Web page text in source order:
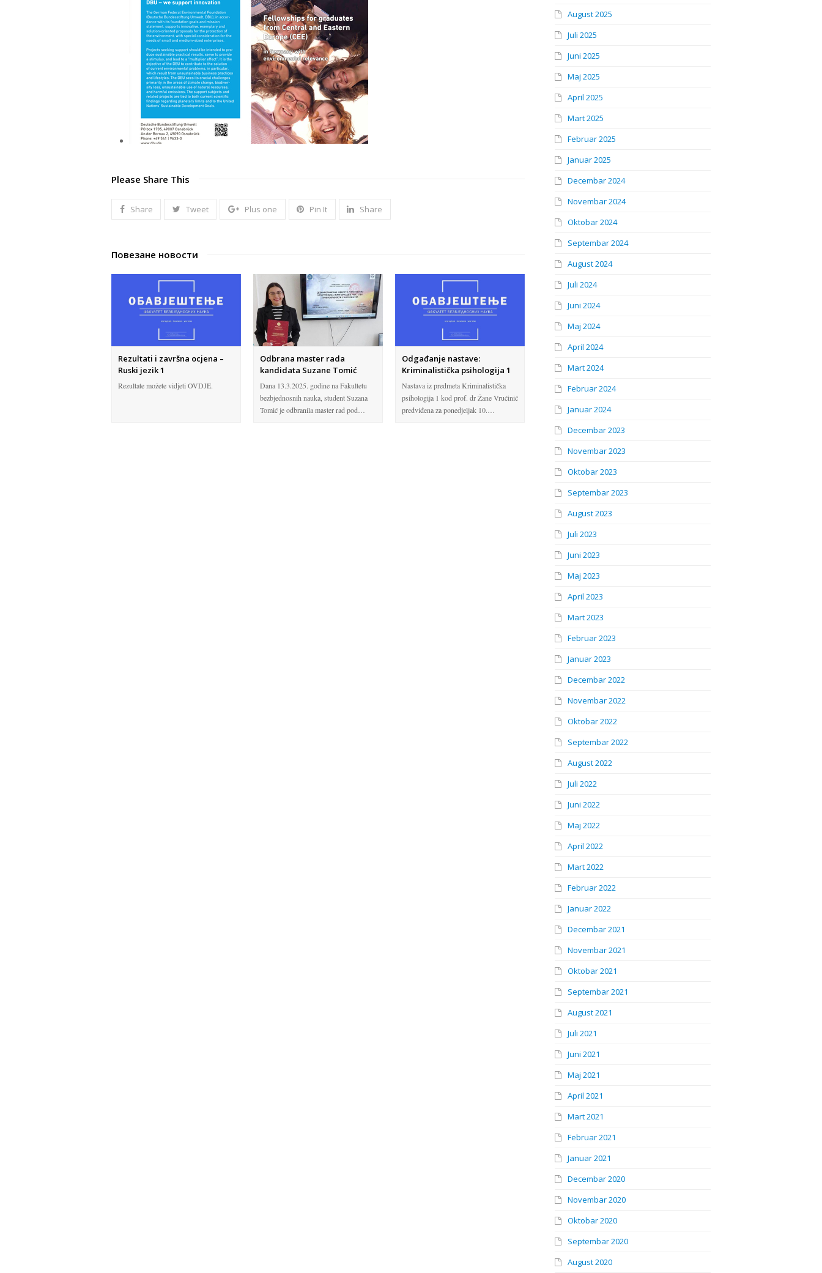
Please Share This
Share Tweet Plus one Pin It Share
Повезане новости
Rezultati i završna ocjena –
Ruski jezik 1
Rezultate možete vidjeti OVDJE.
Odbrana master rada
kandidata Suzane Tomić
Dana 13.3.2025. godine na Fakultetu
bezbjednosnih nauka, student Suzana
Tomić je odbranila master rad pod…
Odgađanje nastave:
Kriminalistička psihologija 1
Nastava iz predmeta Kriminalistička
psihologija 1 kod prof. dr Žane Vrućinić
predviđena za ponedjeljak 10.…
August 2025
Juli 2025
Juni 2025
Maj 2025
April 2025
Mart 2025
Februar 2025
Januar 2025
Decembar 2024
Novembar 2024
Oktobar 2024
Septembar 2024
August 2024
Juli 2024
Juni 2024
Maj 2024
April 2024
Mart 2024
Februar 2024
Januar 2024
Decembar 2023
Novembar 2023
Oktobar 2023
Septembar 2023
August 2023
Juli 2023
Juni 2023
Maj 2023
April 2023
Mart 2023
Februar 2023
Januar 2023
Decembar 2022
Novembar 2022
Oktobar 2022
Septembar 2022
August 2022
Juli 2022
Juni 2022
Maj 2022
April 2022
Mart 2022
Februar 2022
Januar 2022
Decembar 2021
Novembar 2021
Oktobar 2021
Septembar 2021
August 2021
Juli 2021
Juni 2021
Maj 2021
April 2021
Mart 2021
Februar 2021
Januar 2021
Decembar 2020
Novembar 2020
Oktobar 2020
Septembar 2020
August 2020